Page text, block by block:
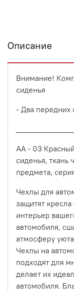
Описание
Внимание!
сиденья
- Два передних
AA - 03
сиденья, ткань
предмета,
Чехлы для
защитят
интерьер
автомобиля,
атмосферу
Чехлы на
подходят для
делает их
автомобиля.